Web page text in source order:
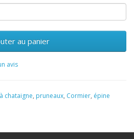
au panier
avis
chataigne, pruneaux, Cormier, épine